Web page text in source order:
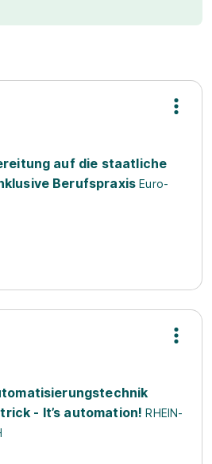
auf die staatliche
Berufspraxis Euro-
- It’s automation! RHEIN-